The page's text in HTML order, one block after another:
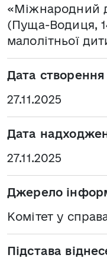
«Міжнародний
(Пуща-Водиця,
малолітньої
Дата створення
27.11.2025
Дата
27.11.2025
Джерело
Комітет у
Підстава